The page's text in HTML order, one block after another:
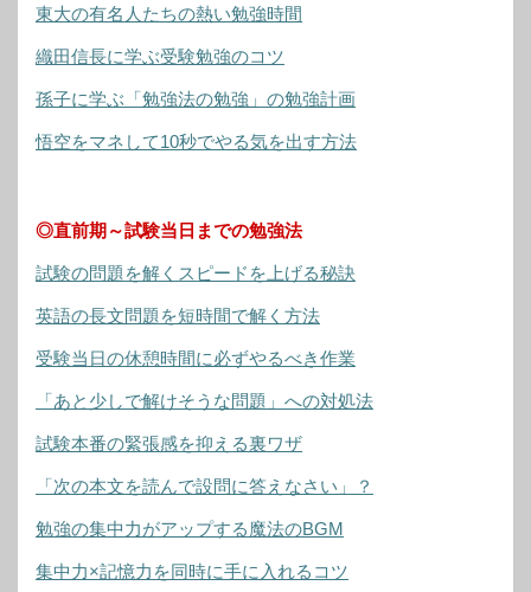
東大の有名人たちの熱い勉強時間
織田信長に学ぶ受験勉強のコツ
孫子に学ぶ「勉強法の勉強」の勉強計画
悟空をマネして10秒でやる気を出す方法
◎直前期～試験当日までの勉強法
試験の問題を解くスピードを上げる秘訣
英語の長文問題を短時間で解く方法
受験当日の休憩時間に必ずやるべき作業
「あと少しで解けそうな問題」への対処法
試験本番の緊張感を抑える裏ワザ
「次の本文を読んで設問に答えなさい」？
勉強の集中力がアップする魔法のBGM
集中力×記憶力を同時に手に入れるコツ